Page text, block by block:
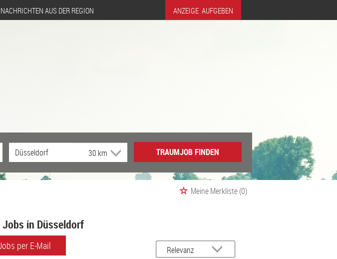
NACHRICHTEN AUS DER REGION ANZEIGE AUFGEBEN
TRAUMJOB FINDEN
Meine Merkliste(0)
in Düsseldorf
per E-Mail